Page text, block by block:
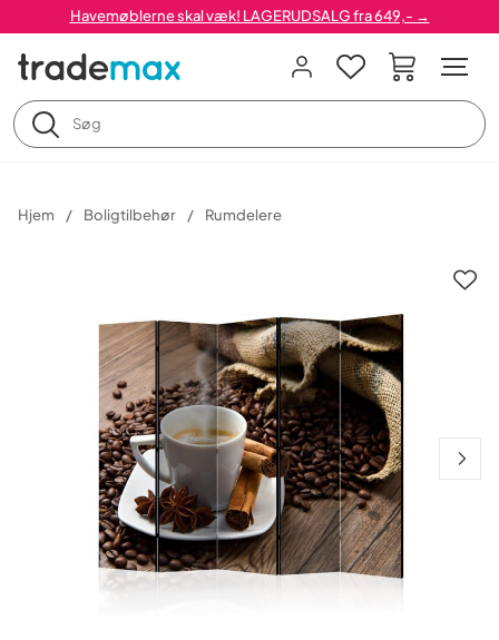
Havemøblerne skal væk! LAGERUDSALG fra 649,- →
Hjem Boligtilbehør Rumdelere